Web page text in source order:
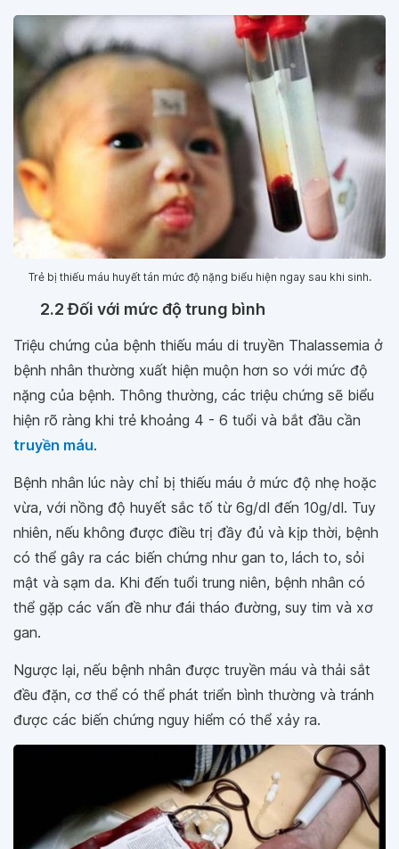
Trẻ bị thiếu máu huyết tán mức độ nặng biểu hiện ngay sau khi sinh.
2.2 Đối với mức độ trung bình
Triệu chứng của bệnh thiếu máu di truyền Thalassemia ở
bệnh nhân thường xuất hiện muộn hơn so với mức độ
nặng của bệnh. Thông thường, các triệu chứng sẽ biểu
hiện rõ ràng khi trẻ khoảng 4 - 6 tuổi và bắt đầu cần
truyền máu.
Bệnh nhân lúc này chỉ bị thiếu máu ở mức độ nhẹ hoặc
vừa, với nồng độ huyết sắc tố từ 6g/dl đến 10g/dl. Tuy
nhiên, nếu không được điều trị đầy đủ và kịp thời, bệnh
có thể gây ra các biến chứng như gan to, lách to, sỏi
mật và sạm da. Khi đến tuổi trung niên, bệnh nhân có
thể gặp các vấn đề như đái tháo đường, suy tim và xơ
gan.
Ngược lại, nếu bệnh nhân được truyền máu và thải sắt
đều đặn, cơ thể có thể phát triển bình thường và tránh
được các biến chứng nguy hiểm có thể xảy ra.